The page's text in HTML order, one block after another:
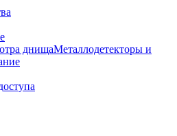
днищаМеталлодетекторы и